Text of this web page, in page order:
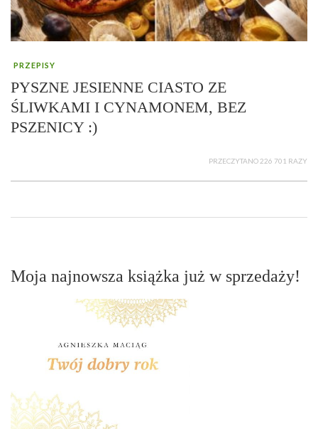
PRZEPISY
PYSZNE JESIENNE CIASTO ZE
ŚLIWKAMI I CYNAMONEM, BEZ
PSZENICY :)
PRZECZYTANO 226 701 RAZY
Moja najnowsza książka już w sprzedaży!